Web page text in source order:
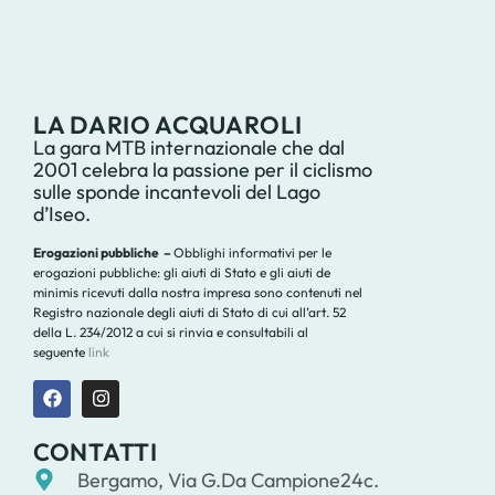
LA DARIO ACQUAROLI
La gara MTB internazionale che dal
2001 celebra la passione per il ciclismo
sulle sponde incantevoli del Lago
d’Iseo.
Erogazioni pubbliche –Obblighi informativi per le
erogazioni pubbliche: gli aiuti di Stato e gli aiuti de
minimis ricevuti dalla nostra impresa sono contenuti nel
Registro nazionale degli aiuti di Stato di cui all’art. 52
della L. 234/2012 a cui si rinvia e consultabili al
seguente link
CONTATTI
Bergamo, Via G.Da Campione24c.